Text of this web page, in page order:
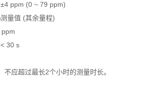
±4 ppm (0 ~ 79 ppm)
测量值 (其余量程)
ppm
< 30 s
不应超过最长2个小时的测量时长。